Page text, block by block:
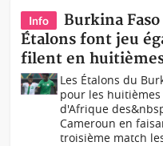
Info
Burkina
Étalons font jeu
filent en
Les Étalons du
pour les
d'Afrique
Cameroun en
troisième match